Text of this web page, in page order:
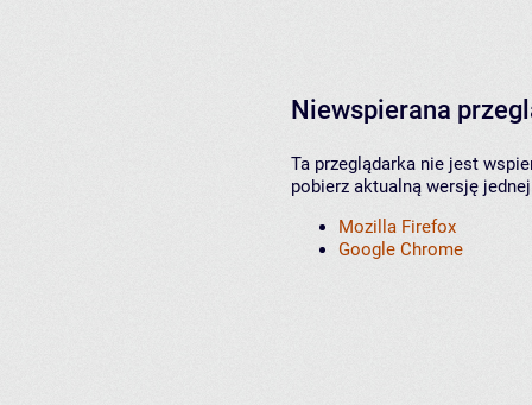
Niewspierana
Ta przeglądarka nie jest
pobierz aktualną wersję
Mozilla Firefox
Google Chrome